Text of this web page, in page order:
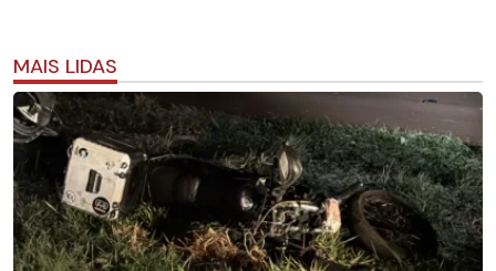
MAIS LIDAS